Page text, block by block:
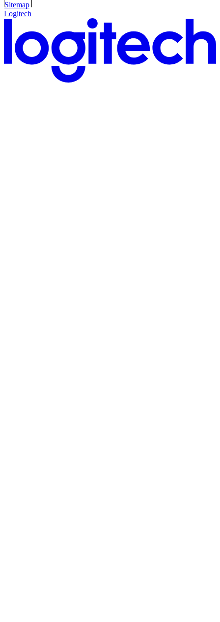
Sitemap
Logitech